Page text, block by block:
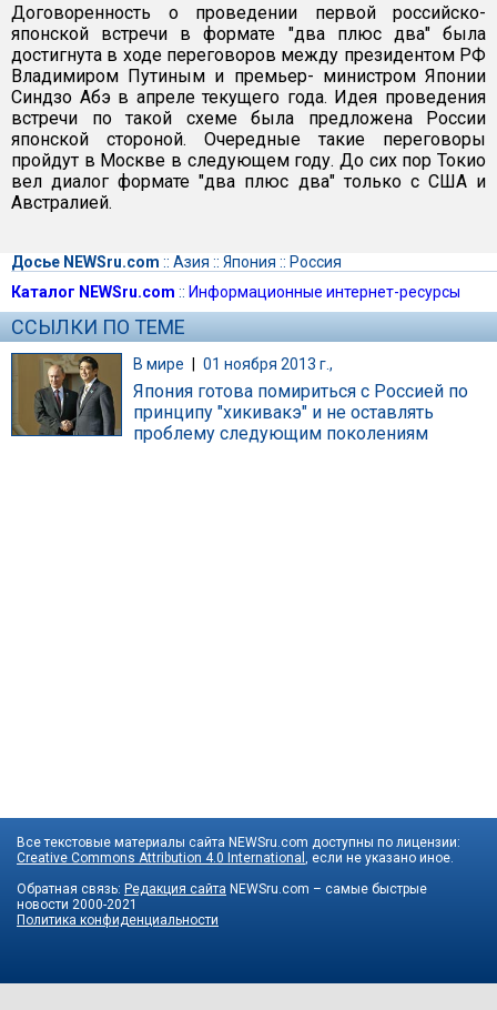
Договоренность о проведении первой российско-
японской встречи в формате "два плюс два" была
достигнута в ходе переговоров между президентом РФ
Владимиром Путиным и премьер- министром Японии
Синдзо Абэ в апреле текущего года. Идея проведения
встречи по такой схеме была предложена России
японской стороной. Очередные такие переговоры
пройдут в Москве в следующем году. До сих пор Токио
вел диалог формате "два плюс два" только с США и
Австралией.
Досье NEWSru.com :: Азия :: Япония :: Россия
Каталог NEWSru.com :: Информационные интернет-ресурсы
ССЫЛКИ ПО ТЕМЕ
В мире | 01 ноября 2013 г.,
Япония готова помириться с Россией по
принципу "хикивакэ" и не оставлять
проблему следующим поколениям
Все текстовые материалы сайта NEWSru.com доступны по лицензии:
Creative Commons Attribution 4.0 International
, если не указано иное.
Обратная связь: Редакция сайта NEWSru.com – самые быстрые
новости 2000-2021
Политика конфиденциальности